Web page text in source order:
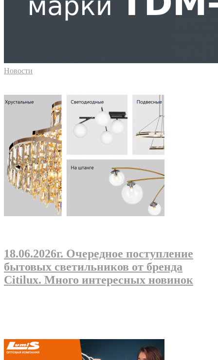
Новости
18.06.2026г. Очередное поступление
бытовых светильников от бренда
Citilux. Много интересных новинок